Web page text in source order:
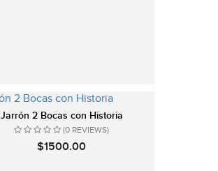
Jarrón 2 Bocas con Historia
(0 REVIEWS)
$1500.00